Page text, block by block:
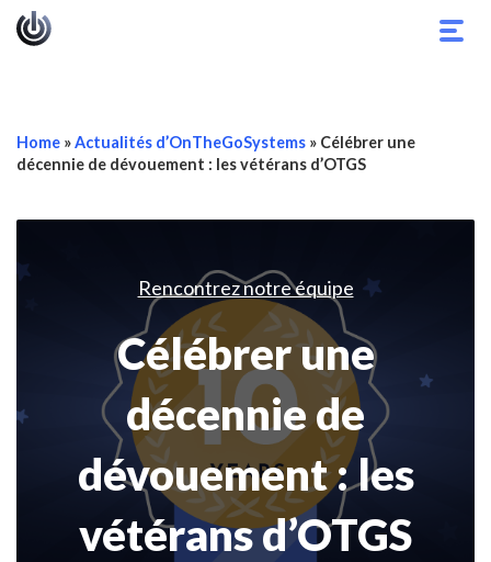
Home »Actualités d’OnTheGoSystems » Célébrer une
décennie de dévouement : les vétérans d’OTGS
Rencontrez notre équipe
Célébrer une
décennie de
dévouement : les
vétérans d’OTGS